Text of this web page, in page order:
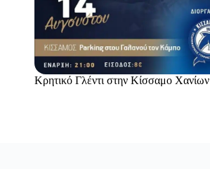
Κρητικό Γλέντι στην Κίσσαμο Χανίων